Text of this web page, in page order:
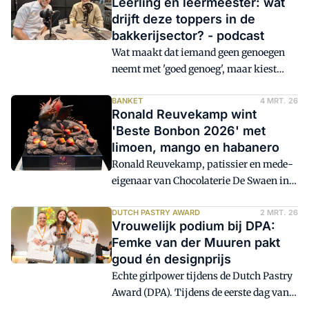
worden opgeroepen?
Kamphorst en Hidde de Brabander nog
lang uitgekletst over hun drijfveren en
inspiratie. Reden voor een extra
'Kletskoekje' met een hoofdrol voor de
Fibonacci-spiraal oftewel: de Gulden
drijft deze toppers in de
bakkerijsector? - podcast
Wat maakt dat iemand geen genoegen
neemt met 'goed genoeg', maar kiest
Ambacht gingen EuroSkills-winnaar
Wouter Kamphorst en Meester Patissier
Hidde de Brabander in gesprek over
ambitie, vakmanschap, onderwijs en
persoonlijke motivatie. 'Hard werken?
Ja juist, heel graag!!'
BANKET 4 MRT. 26
Ronald Reuvekamp wint
'Beste Bonbon 2026' met
limoen, mango en habanero
Ronald Reuvekamp, patissier en mede-
eigenaar van Chocolaterie De Swaen in
Bonbon van Nederland gewonnen. Hij
deed al drie keer eerder mee en eindigde
telkens in de top vijf, maar de hoogste
trede van het podium bleef tot nu toe
buiten bereik. Tot nu.
DUTCH PASTRY AWARD 2 MRT. 26
Vrouwelijk podium bij DPA:
Femke van der Muuren pakt
goud én designprijs
Echte girlpower tijdens de Dutch Pastry
Award (DPA). Tijdens de eerste dag van